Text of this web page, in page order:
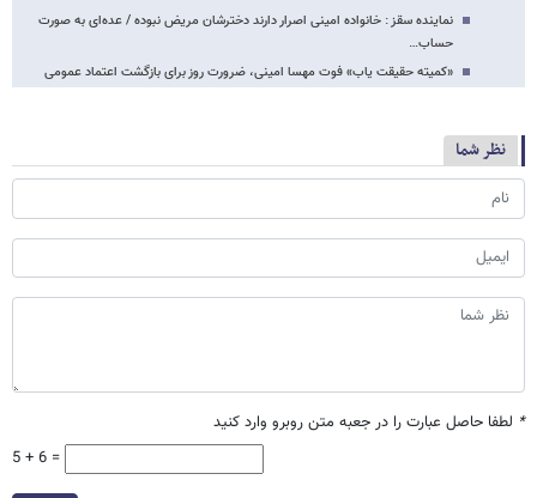
نماینده سقز : خانواده امینی اصرار دارند دخترشان مریض نبوده / عده‌ای به صورت
حساب…
«کمیته حقیقت یاب» فوت مهسا امینی، ضرورت روز برای بازگشت اعتماد عمومی
نظر شما
* لطفا حاصل عبارت را در جعبه متن روبرو وارد کنید
5 + 6 =